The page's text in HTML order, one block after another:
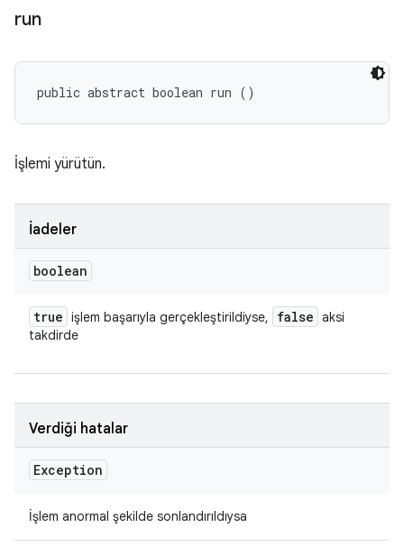
run
public abstract boolean run ()
İşlemi yürütün.
İadeler
boolean
true işlem başarıyla gerçekleştirildiyse, false aksi
takdirde
Verdiği hatalar
Exception
İşlem anormal şekilde sonlandırıldıysa